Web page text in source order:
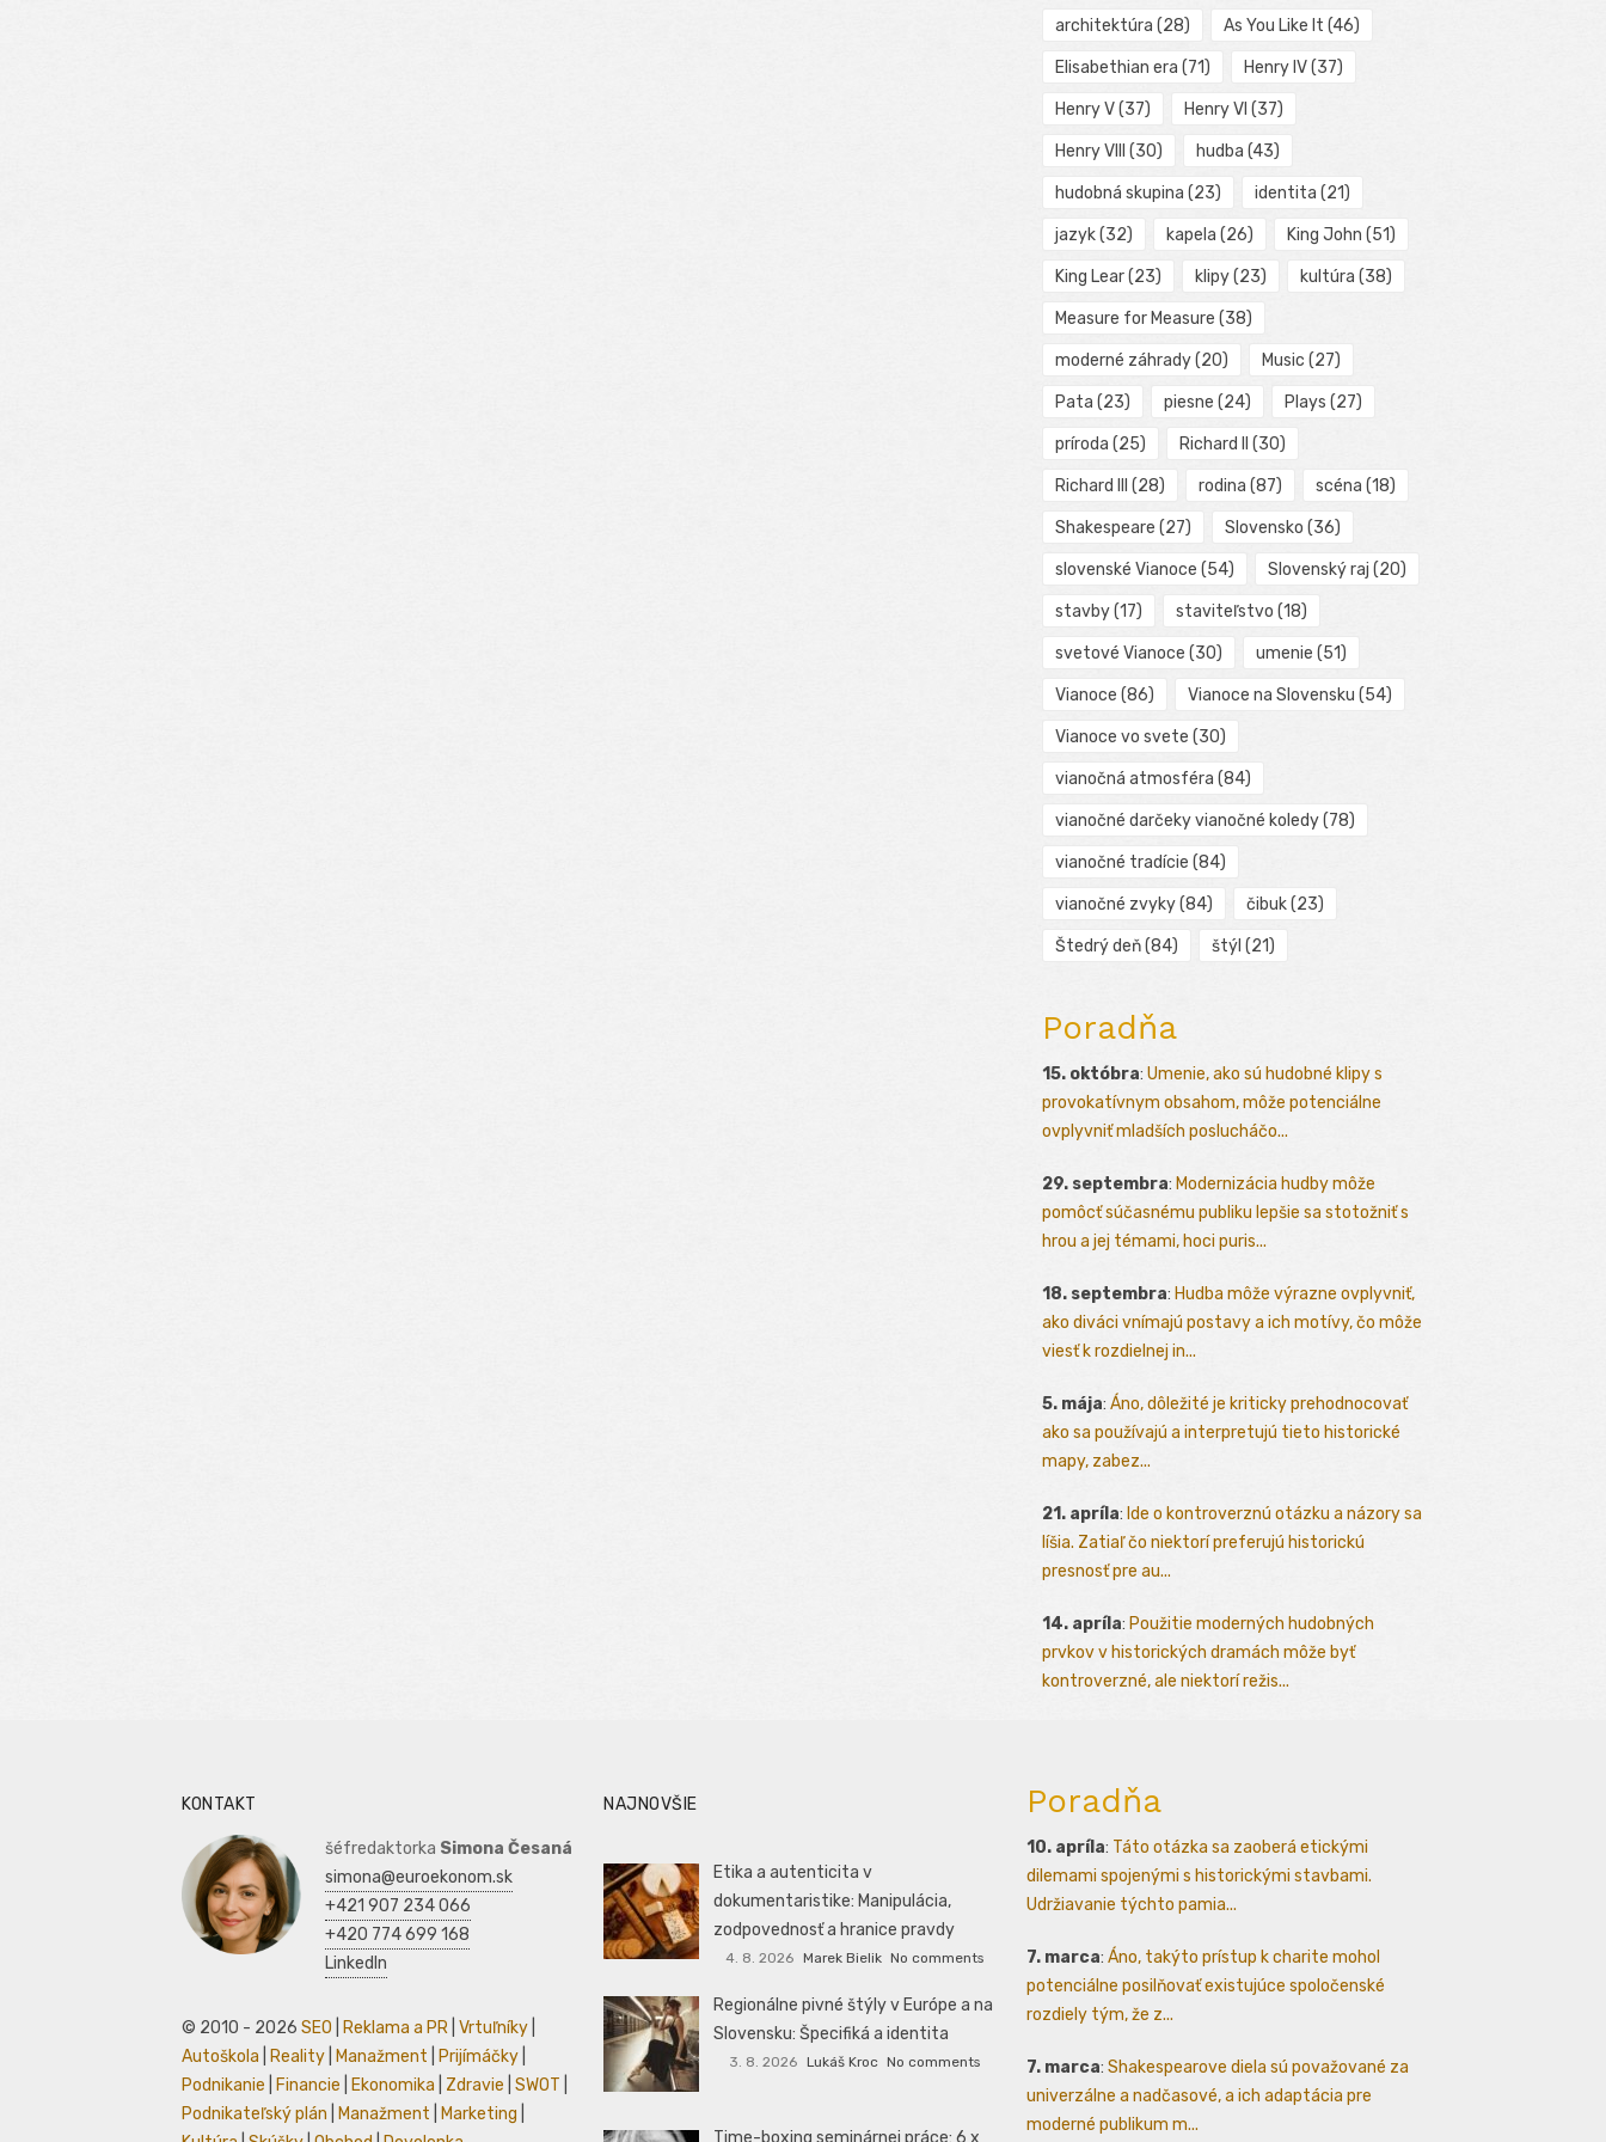
architektúra (28) As You Like It (46)
Elisabethian era (71) Henry IV(37)
Henry V(37) Henry VI (37)
Henry VIII (30) hudba (43)
hudobná skupina (23) identita (21)
jazyk(32) kapela (26) King John (51)
King Lear(23) klipy(23) kultúra (38)
Measure for Measure (38)
moderné záhrady(20) Music (27)
Pata (23) piesne (24) Plays (27)
príroda (25) Richard II (30)
Richard III (28) rodina (87) scéna (18)
Shakespeare (27) Slovensko (36)
slovenské Vianoce (54) Slovenský raj (20)
stavby(17) staviteľstvo (18)
svetové Vianoce (30) umenie (51)
Vianoce (86) Vianoce na Slovensku (54)
Vianoce vo svete (30)
vianočná atmosféra (84)
vianočné darčeky vianočné koledy(78)
vianočné tradície (84)
vianočné zvyky(84) čibuk(23)
Štedrý deň(84) štýl (21)
Poradňa
15. októbra: Umenie, ako sú hudobné klipy s
provokatívnym obsahom, môže potenciálne
ovplyvniť mladších poslucháčo...
29. septembra: Modernizácia hudby môže
pomôcť súčasnému publiku lepšie sa stotožniť s
hrou a jej témami, hoci puris...
18. septembra: Hudba môže výrazne ovplyvniť,
ako diváci vnímajú postavy a ich motívy, čo môže
viesť k rozdielnej in...
5. mája: Áno, dôležité je kriticky prehodnocovať
ako sa používajú a interpretujú tieto historické
mapy, zabez...
21. apríla: Ide o kontroverznú otázku a názory sa
líšia. Zatiaľ čo niektorí preferujú historickú
presnosť pre au...
14. apríla: Použitie moderných hudobných
prvkov v historických dramách môže byť
kontroverzné, ale niektorí režis...
KONTAKT
šéfredaktorka Simona Česaná
simona@euroekonom.sk
+421 907 234 066
+420 774 699 168
LinkedIn
© 2010 - 2026 SEO Reklama a PR Vrtuľníky
Autoškola
Reality Manažment Prijímáčky
Podnikanie
Financie Ekonomika Zdravie SWOT
Podnikateľský plán
Manažment Marketing
NAJNOVŠIE
Etika a autenticita v
dokumentaristike: Manipulácia,
zodpovednosť a hranice pravdy
4. 8. 2026 Marek Bielik No comments
Regionálne pivné štýly v Európe a na
Slovensku: Špecifiká a identita
3. 8. 2026 Lukáš Kroc No comments
Poradňa
10. apríla: Táto otázka sa zaoberá etickými
dilemami spojenými s historickými stavbami.
Udržiavanie týchto pamia...
7. marca: Áno, takýto prístup k charite mohol
potenciálne posilňovať existujúce spoločenské
rozdiely tým, že z...
7. marca: Shakespearove diela sú považované za
univerzálne a nadčasové, a ich adaptácia pre
moderné publikum m...